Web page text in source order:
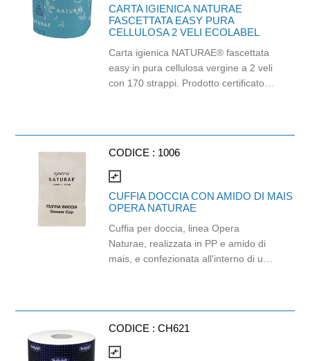
CARTA IGIENICA NATURAE
FASCETTATA EASY PURA
CELLULOSA 2 VELI ECOLABEL
Carta igienica NATURAE® fascettata
easy in pura cellulosa vergine a 2 veli
con 170 strappi. Prodotto certificato
CODICE : 1006
compare_arrows
CUFFIA DOCCIA CON AMIDO DI MAIS
OPERA NATURAE
Cuffia per doccia, linea Opera
Naturae, realizzata in PP e amido di
mais, e confezionata all'interno di un
4,5gr.
CODICE : CH621
compare_arrows